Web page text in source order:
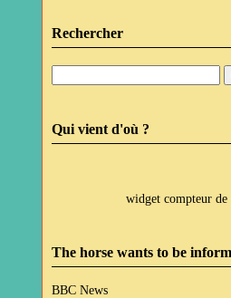
Rechercher
Qui vient d'où ?
widget compteur de
The horse wants to be
BBC News